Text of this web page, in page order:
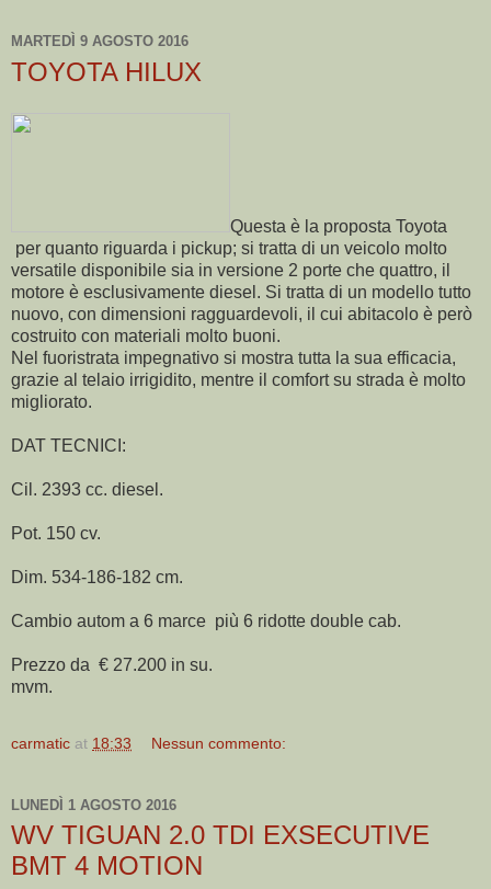
MARTEDÌ 9 AGOSTO 2016
TOYOTA HILUX
Questa è la proposta Toyota
per quanto riguarda i pickup; si tratta di un veicolo molto
versatile disponibile sia in versione 2 porte che quattro, il
motore è esclusivamente diesel. Si tratta di un modello tutto
nuovo, con dimensioni ragguardevoli, il cui abitacolo è però
costruito con materiali molto buoni.
Nel fuoristrata impegnativo si mostra tutta la sua efficacia,
grazie al telaio irrigidito, mentre il comfort su strada è molto
migliorato.
DAT TECNICI:
Cil. 2393 cc. diesel.
Pot. 150 cv.
Dim. 534-186-182 cm.
Cambio autom a 6 marce più 6 ridotte double cab.
Prezzo da € 27.200 in su.
mvm.
carmatic at 18:33 Nessun commento:
LUNEDÌ 1 AGOSTO 2016
WV TIGUAN 2.0 TDI EXSECUTIVE
BMT 4 MOTION